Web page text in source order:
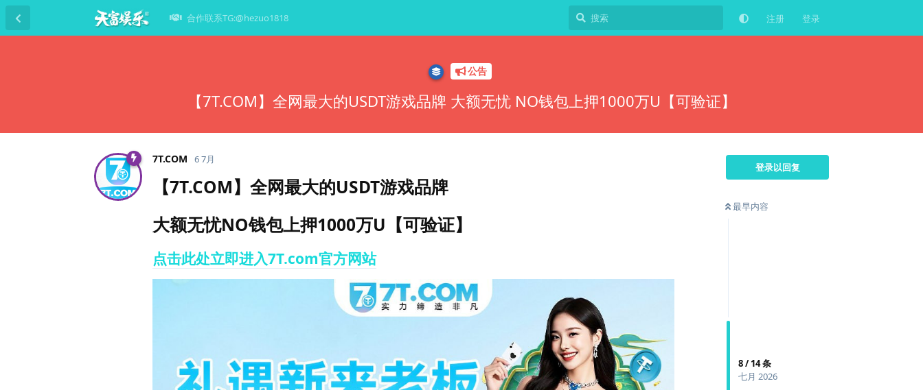
合作联系TG:@hezuo1818 注册 登录
公告
【7T.COM】全网最大的USDT游戏品牌 大额无忧 NO钱包上押1000万U【可验证】
登录以回复
最早内容
8/14条
七月 2026
7T.​COM 6 7月
【7T.COM】全网最大的USDT游戏品牌
大额无忧NO钱包上押1000万U【可验证】
点击此处立即进入7T.com官方网站